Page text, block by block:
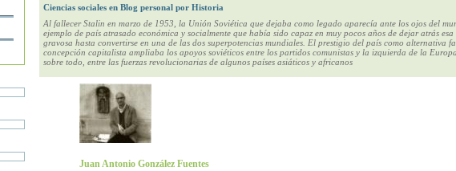
Ciencias sociales en Blog personal por Historia
Al fallecer Stalin en marzo de 1953, la Unión Soviética que dejaba como legado aparecía ante los ojos del
ejemplo de país atrasado económica y socialmente que había sido capaz en muy pocos años de dejar atrás esa
gravosa hasta convertirse en una de las dos superpotencias mundiales. El prestigio del país como alternativa
concepción capitalista ampliaba los apoyos soviéticos entre los partidos comunistas y la izquierda de la
sobre todo, entre las fuerzas revolucionarias de algunos países asiáticos y africanos
Juan Antonio González Fuentes